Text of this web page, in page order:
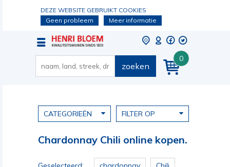
DEZE WEBSITE GEBRUIKT COOKIES
Geen probleem
Meer informatie
0
zoeken
CATEGORIEËN FILTER OP
Chardonnay Chili online kopen.